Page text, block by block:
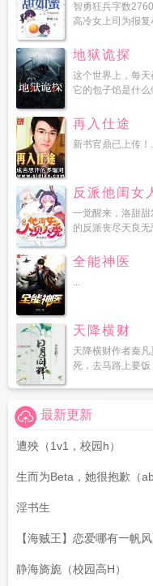
智勇狂兵字数
高冷女上司为报
地狱诡探
这个世界上，每天
它的包子馅是什
再入仕途
新书官鼎已上传！
反派他闺女
一觉醒来，洛甜
的反派丧尽天良
全能神医
...
天降横财
天降横财作者秦
死，去马路上要
最新更新
遭殃（1v1，校园h）
生而为Beta，她很抱歉（
淫书生
【海贼王】恋爱哪有一帆
静海旖旎（校园高H）